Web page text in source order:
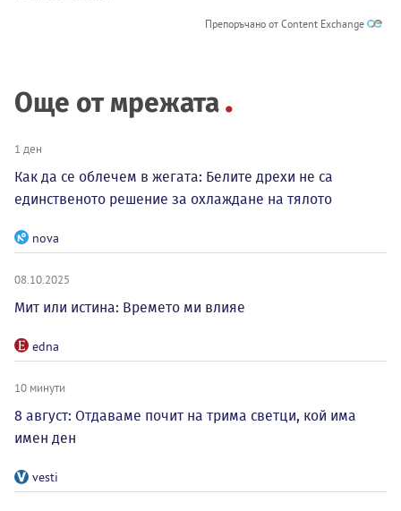
Препоръчано от Content Exchange
Още от мрежата
1 ден
Как да се облечем в жегата: Белите дрехи не са
единственото решение за охлаждане на тялото
nova
08.10.2025
Мит или истина: Времето ми влияе
edna
10 минути
8 август: Отдаваме почит на трима светци, кой има
имен ден
vesti